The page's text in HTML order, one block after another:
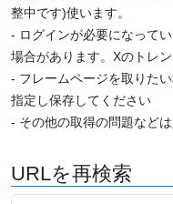
整中です)使います。
- ログインが必要になって
場合があります。Xのトレ
- フレームページを取りた
指定し保存してください
- その他の取得の問題などは
URLを再検索